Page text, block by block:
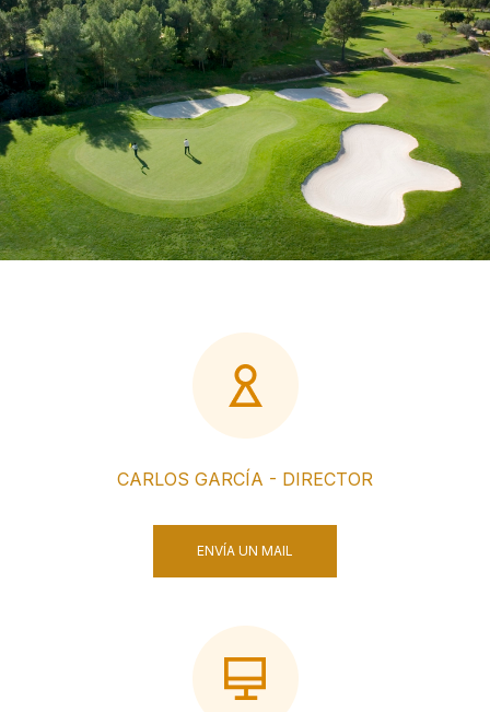
CARLOS GARCÍA - DIRECTOR
ENVÍA UN MAIL